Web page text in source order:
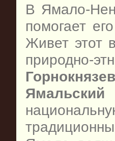
В Ямало-
помогает
Живет этот
природно-